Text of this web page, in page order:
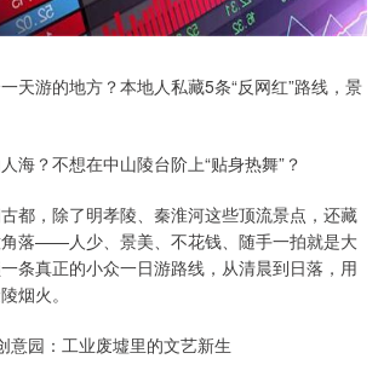
天游的地方？本地人私藏5条“反网红”路线，景
海？不想在中山陵台阶上“贴身热舞”？
都，除了明孝陵、秦淮河这些顶流景点，还藏
落——人少、景美、不花钱、随手一拍就是大
条真正的小众一日游路线，从清晨到日落，用
烟火。
意园：工业废墟里的文艺新生